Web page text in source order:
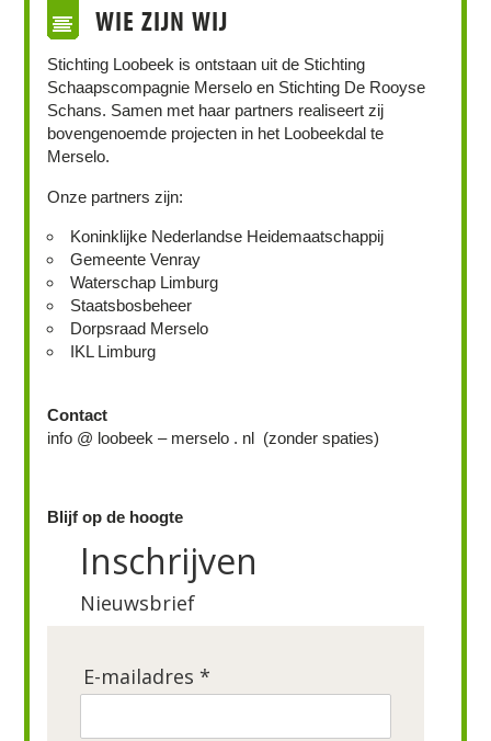
WIE ZIJN WIJ
Stichting Loobeek is ontstaan uit de Stichting
Schaapscompagnie Merselo en Stichting De Rooyse
Schans. Samen met haar partners realiseert zij
bovengenoemde projecten in het Loobeekdal te
Merselo.
Onze partners zijn:
Koninklijke Nederlandse Heidemaatschappij
Gemeente Venray
Waterschap Limburg
Staatsbosbeheer
Dorpsraad Merselo
IKL Limburg
Contact
info @ loobeek – merselo . nl (zonder spaties)
Blijf op de hoogte
Inschrijven
Nieuwsbrief
E-mailadres *